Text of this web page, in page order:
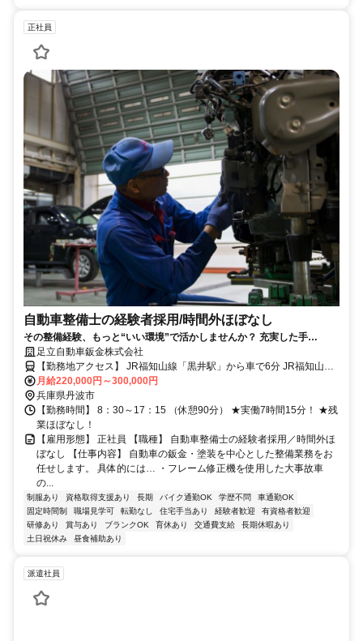
正社員
自動車整備士の経験者採用/時間外ほぼなし
その整備経験、もっと“いい環境”で活かしませんか？ 充実した手
当！/17:15定時／残業ほぼなし／土日祝休み／
足立自動車鈑金株式会社
【勤務地アクセス】 JR福知山線「黒井駅」から車で6分 JR福知山線
「石生駅」から車で6分 北近畿豊岡自動車道「氷上IC」から車で10分
〇車・マイカー通勤OK（敷地内駐車場あり）
月給220,000円～300,000円
兵庫県丹波市
【勤務時間】 8：30～17：15 （休憩90分） ★実働7時間15分！ ★残
業ほぼなし！
【雇用形態】 正社員 【職種】 自動車整備士の経験者採用／時間外ほ
ぼなし 【仕事内容】 自動車の鈑金・塗装を中心とした整備業務をお
任せします。 具体的には… ・フレーム修正機を使用した大事故車
の...
制服あり 資格取得支援あり 長期 バイク通勤OK 学歴不問
車通勤OK
固定時間制
職場見学可 転勤なし 住宅手当あり 経験者歓迎
有資格者歓迎
研修あり
賞与あり ブランクOK 育休あり 交通費支給
長期休暇あり
土日祝休み
昼食補助あり
派遣社員